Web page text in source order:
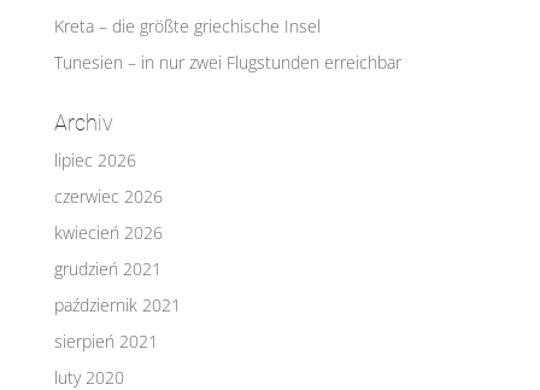
Kreta – die größte griechische Insel
Tunesien – in nur zwei Flugstunden erreichbar
Archiv
lipiec 2026
czerwiec 2026
kwiecień 2026
grudzień 2021
październik 2021
sierpień 2021
luty 2020